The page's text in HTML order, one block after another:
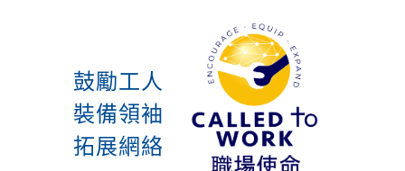
鼓勵工人
裝備領袖
拓展網絡